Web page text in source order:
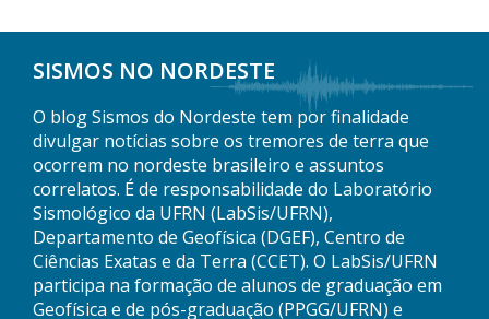
SISMOS NO NORDESTE
O blog Sismos do Nordeste tem por finalidade
divulgar notícias sobre os tremores de terra que
ocorrem no nordeste brasileiro e assuntos
correlatos. É de responsabilidade do Laboratório
Sismológico da UFRN (LabSis/UFRN),
Departamento de Geofísica (DGEF), Centro de
Ciências Exatas e da Terra (CCET). O LabSis/UFRN
participa na formação de alunos de graduação em
Geofísica e de pós-graduação (PPGG/UFRN) e